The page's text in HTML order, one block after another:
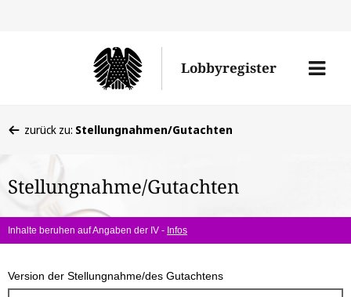
Lobbyregister
Menü
befinden
hier:
zurück zu: Stellungnahmen/Gutachten
Stellungnahme/Gutachten
Inhalte beruhen auf Angaben der IV - Infos
Version der Stellungnahme/des Gutachtens